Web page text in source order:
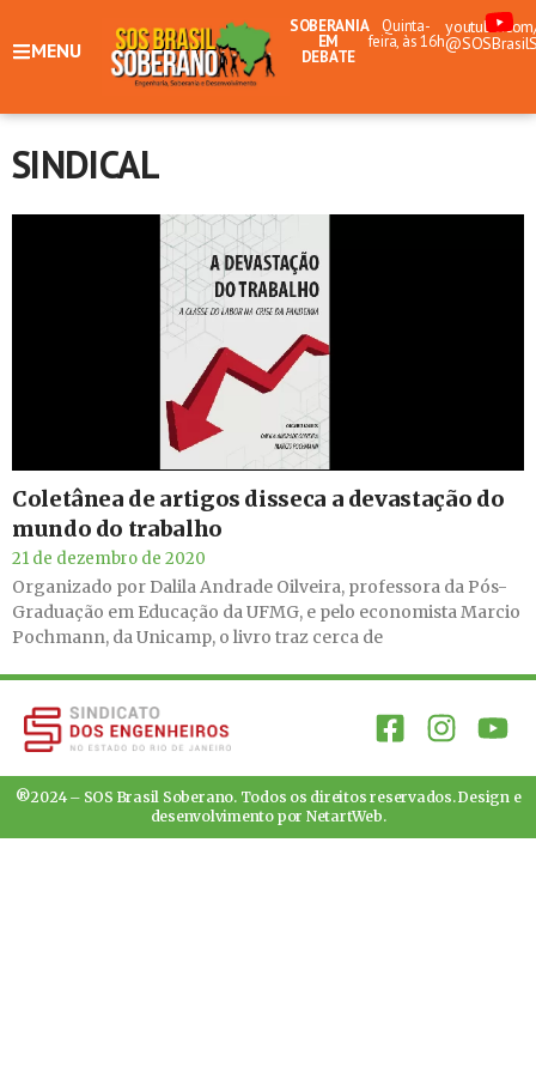
MENU
SOBERANIA
EM
DEBATE
Quinta-
feira, às 16h
SINDICAL
Coletânea de artigos disseca a devastação do
mundo do trabalho
21 de dezembro de 2020
Organizado por Dalila Andrade Oilveira, professora da Pós-
Graduação em Educação da UFMG, e pelo economista Marcio
Pochmann, da Unicamp, o livro traz cerca de
®2024 – SOS Brasil Soberano. Todos os direitos reservados. Design e
desenvolvimento por NetartWeb.